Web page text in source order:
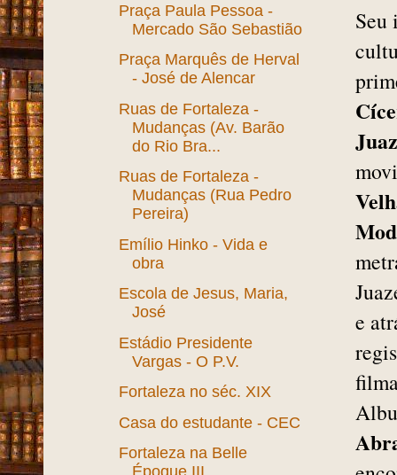
Seu
e
Praça Paula Pessoa -
Mercado São Sebastião
Praça Marquês de Herval
- José de Alencar
Ruas de Fortaleza -
Mudanças (Av. Barão
do Rio Bra...
Ruas de Fortaleza -
Mudanças (Rua Pedro
Pereira)
Emílio Hinko - Vida e
obra
Escola de Jesus, Maria,
José
Estádio Presidente
Vargas - O P.V.
Fortaleza no séc. XIX
Casa do estudante - CEC
Fortaleza na Belle
Époque III